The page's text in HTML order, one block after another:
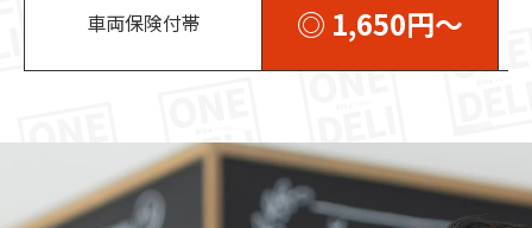
車両保険付帯 ◎ 1,650円～